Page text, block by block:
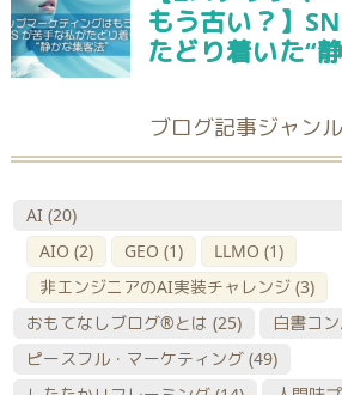
ブログ記事ジャン
AI (20)
AIO (2) GEO (1) LLMO (1)
非エンジニアのAI実装チャレンジ (3)
おもてなしブログ®とは (25) 白書コ
ピースフル・マーケティング (49)